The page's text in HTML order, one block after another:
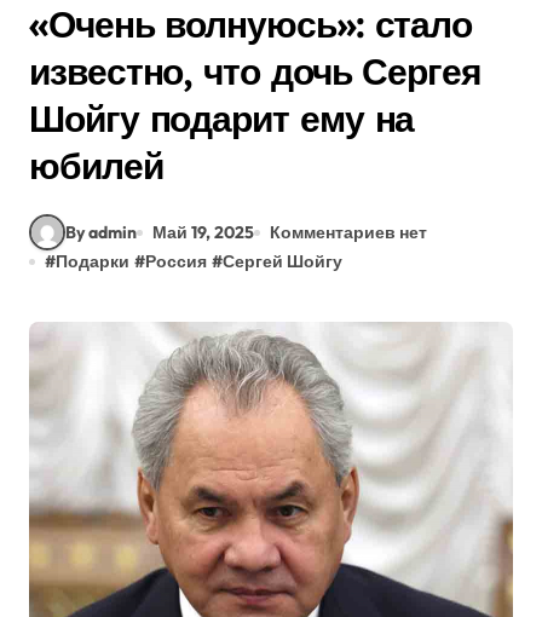
«Очень волнуюсь»: стало
известно, что дочь Сергея
Шойгу подарит ему на
юбилей
By admin Май 19, 2025
Комментариев нет
#Подарки #Россия #Сергей Шойгу